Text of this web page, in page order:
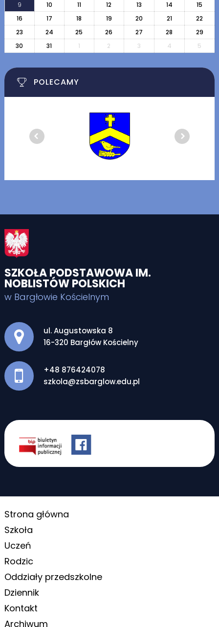
9
10 11 12 13 14
15
16
17 18 19 20 21
22
23
24 25 26 27 28
29
30
31 1 2 3 4 5
POLECAMY
SZKOŁA PODSTAWOWA IM.
NOBLISTÓW POLSKICH
w Bargłowie Kościelnym
Adres pocztowy:
ul. Augustowska 8
16-320 Bargłów Kościelny
+48 876424078
szkola@zsbarglow.edu.pl
Strona główna
Szkoła
Uczeń
Rodzic
Oddziały przedszkolne
Dziennik
Kontakt
Archiwum